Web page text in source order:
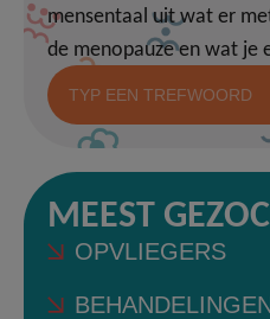
mensentaal uit wat er
de menopauze en wat je
MEEST
OPVLIEGERS